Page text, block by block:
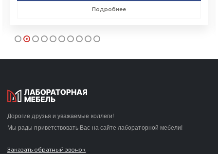
Подробнее
Дорогие друзья и уважаемые коллеги!
Мы рады приветствовать Вас на сайте лабораторной мебели!
Заказать обратный звонок